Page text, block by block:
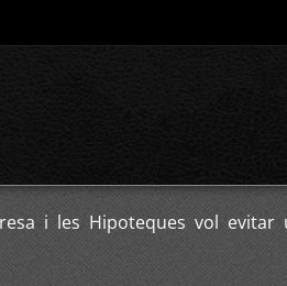
i les Hipoteques vol